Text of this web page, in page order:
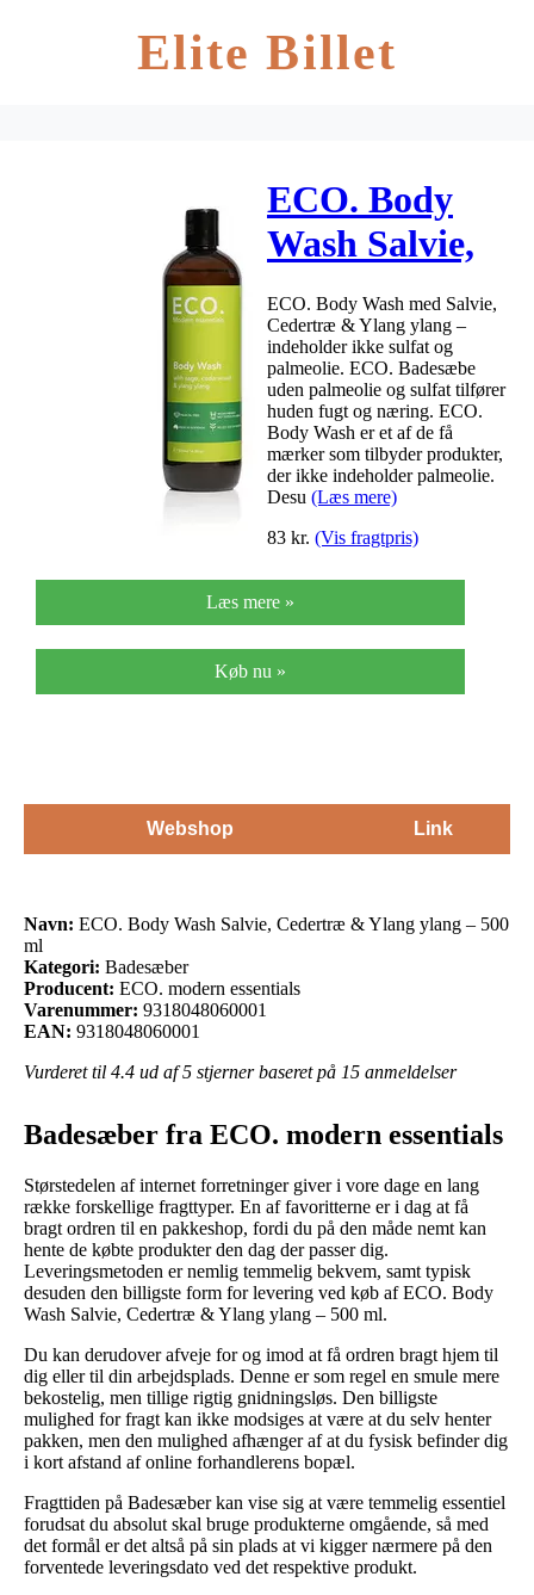
Elite Billet
ECO. Body
Wash Salvie,
Cedertræ &
Ylang ylang –
500 ml
ECO. Body Wash med Salvie,
Cedertræ & Ylang ylang –
indeholder ikke sulfat og
palmeolie. ECO. Badesæbe
uden palmeolie og sulfat tilfører
huden fugt og næring. ECO.
Body Wash er et af de få
mærker som tilbyder produkter,
der ikke indeholder palmeolie.
Desu (Læs mere)
83 kr. (Vis fragtpris)
Læs mere »
Køb nu »
Webshop Link
Navn: ECO. Body Wash Salvie, Cedertræ & Ylang ylang – 500
ml
Kategori: Badesæber
Producent: ECO. modern essentials
Varenummer: 9318048060001
EAN: 9318048060001
Vurderet til 4.4 ud af 5 stjerner baseret på 15 anmeldelser
Badesæber fra ECO. modern essentials
Størstedelen af internet forretninger giver i vore dage en lang
række forskellige fragttyper. En af favoritterne er i dag at få
bragt ordren til en pakkeshop, fordi du på den måde nemt kan
hente de købte produkter den dag der passer dig.
Leveringsmetoden er nemlig temmelig bekvem, samt typisk
desuden den billigste form for levering ved køb af ECO. Body
Wash Salvie, Cedertræ & Ylang ylang – 500 ml.
Du kan derudover afveje for og imod at få ordren bragt hjem til
dig eller til din arbejdsplads. Denne er som regel en smule mere
bekostelig, men tillige rigtig gnidningsløs. Den billigste
mulighed for fragt kan ikke modsiges at være at du selv henter
pakken, men den mulighed afhænger af at du fysisk befinder dig
i kort afstand af online forhandlerens bopæl.
Fragttiden på Badesæber kan vise sig at være temmelig essentiel
forudsat du absolut skal bruge produkterne omgående, så med
det formål er det altså på sin plads at vi kigger nærmere på den
forventede leveringsdato ved det respektive produkt.